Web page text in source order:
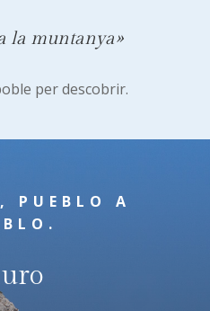
la muntanya»
per descobrir.
PUEBLO A